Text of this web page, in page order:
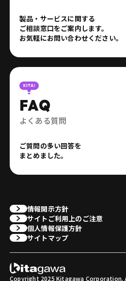
製品・サービスに関する
ご相談窓口をご案内します。
お気軽にお問い合わせください。
FAQ
よくある質問
ご質問の多い回答を
まとめました。
情報開示方針
サイトご利用上のご注意
個人情報保護方針
サイトマップ
Copyright 2025 Kitagawa Corporation.